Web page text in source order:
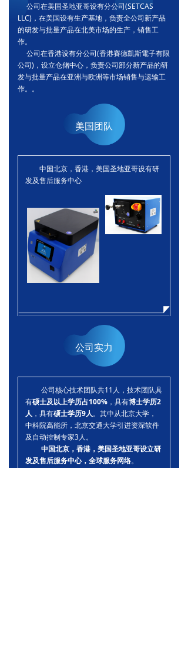
公司在美国圣地亚哥设有分公司(SETCAS
LLC)，在美国设有生产基地，负责全公司新产品
的研发与批量产品在北美市场的生产，销售工
作。
公司在香港设有分公司(香港賽德凱斯電子有限
公司)，设立仓储中心，负责公司部分新产品的研
发与批量产品在亚洲与欧洲等市场销售与运输工
作。。
美国团队
中国北京，香港，美国圣地亚哥设有研
发及售后服务中心
公司实力
公司核心技术团队共11人，技术团队具
有硕士及以上学历占100% ，具有博士学历2
人 ，具有硕士学历9人。其中从北京大学，
中科院高能所，北京交通大学引进资深软件
及自动控制专家3人。
中国北京，香港，美国圣地亚哥设立研
发及售后服务中心，全球服务网络。